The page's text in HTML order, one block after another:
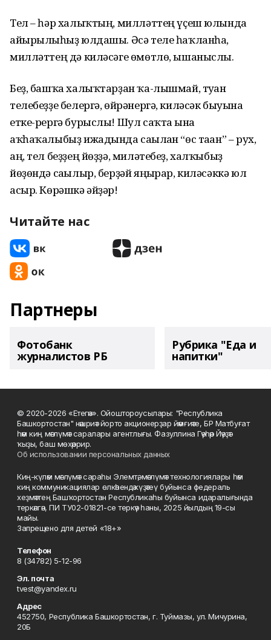
Тел – һәр халыҡтың, милләттең үҫеш юлында
айырылғыһыҙ юлдашы. Әсә теле һаҡланһа,
милләттең дә киләсәге өмөтлө, ышаныслы.
Беҙ, башҡа халыҡтарҙан ҡа-лышмай, туған
телебеҙҙе белергә, өйрәнергә, киләсәк быуынға
етке-рергә бурыслы! Шул саҡта ғына
аҡһаҡалыбыҙ ижадында сағылған “өс таған” – рух,
аң, тел беҙҙең йөҙҙә, миләтебеҙ, халҡыбыҙ
йөҙөндә сағылыр, берҙәй яңғырар, киләсәккә юл
асыр. Көрәшкә әйҙәр!
Читайте нас
Партнеры
Фотобанк
журналистов РБ
Рубрика "Еда и
напитки"
© 2020-2026 «Етегән». Ойоштороусылары: "Республика
Башкортостан" нәшриәт йорто акционерҙар йәмғиәте, БР Матбуғат
һәм киң мәғлүмәт саралары агентлығы. Фазуллина Гәүһәр Йәүҙәт
ҡыҙы, баш мөхәррир.
Об использовании персональных данных
Киң-күләм мәғлүмәт сараһы Элемтә, мәғлүмәт технологиялары һәм
киң коммуникациялар өлкәһендә күҙәтеү буйынса федераль
хеҙмәттең Башҡортостан Республикаһы буйынса идаралығында
теркәлгән, ПИ ТУ02-01821-се теркәү һаны, 2025 йылдың 19-сы
майы.
Запрещено для детей «18+»
Телефон
8 (34782) 5-12-96
Эл. почта
tvest@yandex.ru
Адрес
452750, Республика Башкортостан, г. Туймазы, ул. Мичурина,
20Б